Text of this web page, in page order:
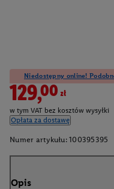
Niedostępny online!
129,00zł
w tym VAT bez kosztów wysyłki
Opłata za dostawę
Numer artykułu: 100395395
Opis